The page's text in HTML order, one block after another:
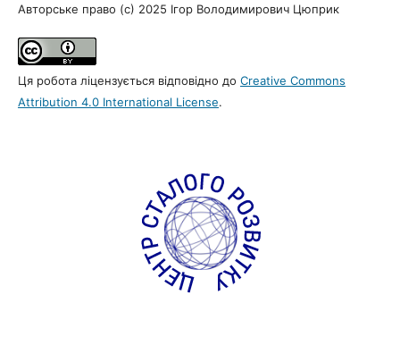
Авторське право (c) 2025 Ігор Володимирович Цюприк
Ця робота ліцензується відповідно до Creative Commons
Attribution 4.0 International License.